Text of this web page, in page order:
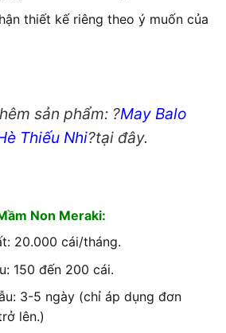
thiết kế riêng theo ý muốn của
sản phẩm: ?May Balo
Thiếu Nhi?tại đây.
Non Meraki:
20.000 cái/tháng.
150 đến 200 cái.
3-5 ngày (chỉ áp dụng đơn
lên.)